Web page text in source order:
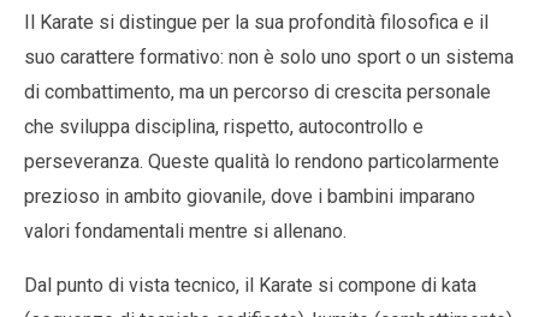
Il Karate si distingue per la sua profondità filosofica e il
suo carattere formativo: non è solo uno sport o un sistema
di combattimento, ma un percorso di crescita personale
che sviluppa disciplina, rispetto, autocontrollo e
perseveranza. Queste qualità lo rendono particolarmente
prezioso in ambito giovanile, dove i bambini imparano
valori fondamentali mentre si allenano.
Dal punto di vista tecnico, il Karate si compone di kata